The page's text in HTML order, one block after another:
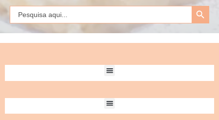
Search
for:
Search Button